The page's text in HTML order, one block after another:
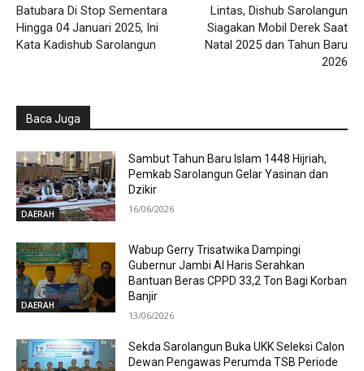
Batubara Di Stop Sementara
Hingga 04 Januari 2025, Ini
Kata Kadishub Sarolangun
Lintas, Dishub Sarolangun
Siagakan Mobil Derek Saat
Natal 2025 dan Tahun Baru
2026
Baca Juga
DAERAH
Sambut Tahun Baru Islam 1448 Hijriah,
Pemkab Sarolangun Gelar Yasinan dan
Dzikir
16/06/2026
DAERAH
Wabup Gerry Trisatwika Dampingi
Gubernur Jambi Al Haris Serahkan
Bantuan Beras CPPD 33,2 Ton Bagi Korban
Banjir
13/06/2026
Sekda Sarolangun Buka UKK Seleksi Calon
Dewan Pengawas Perumda TSB Periode